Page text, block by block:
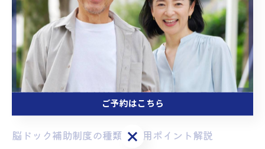
らせる社会の実現に向けて脳ドックの役割はますます重
要になるでしょう。
補助制度を利用した脳ドック受診のコ
脳ドック補助制度の種類と活用ポイント解説
ご予約はこちら
ご予約はこちら